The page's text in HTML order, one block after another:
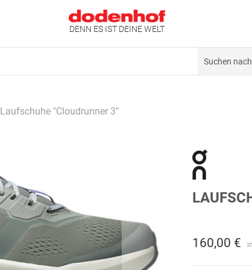
DENN ES IST DEINE WELT
Laufschuhe "Cloudrunner 3"
160,00 €